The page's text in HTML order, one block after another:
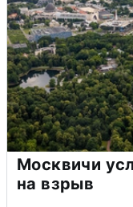
Москвичи
на взрыв